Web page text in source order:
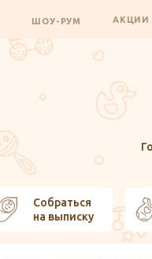
ШОУ-РУМ АКЦИИ
Собраться
на выписку